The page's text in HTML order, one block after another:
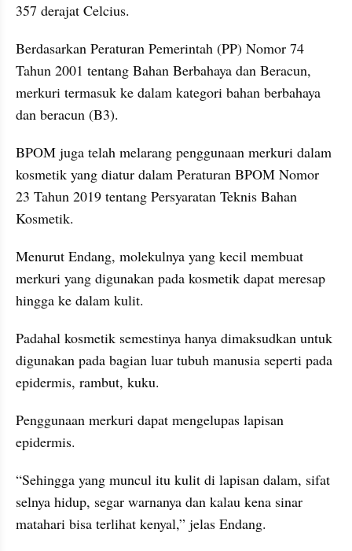
357 derajat Celcius.
Berdasarkan Peraturan Pemerintah (PP) Nomor 74
Tahun 2001 tentang Bahan Berbahaya dan Beracun,
merkuri termasuk ke dalam kategori bahan berbahaya
dan beracun (B3).
BPOM juga telah melarang penggunaan merkuri dalam
kosmetik yang diatur dalam Peraturan BPOM Nomor
23 Tahun 2019 tentang Persyaratan Teknis Bahan
Kosmetik.
Menurut Endang, molekulnya yang kecil membuat
merkuri yang digunakan pada kosmetik dapat meresap
hingga ke dalam kulit.
Padahal kosmetik semestinya hanya dimaksudkan untuk
digunakan pada bagian luar tubuh manusia seperti pada
epidermis, rambut, kuku.
Penggunaan merkuri dapat mengelupas lapisan
epidermis.
“Sehingga yang muncul itu kulit di lapisan dalam, sifat
selnya hidup, segar warnanya dan kalau kena sinar
matahari bisa terlihat kenyal,” jelas Endang.